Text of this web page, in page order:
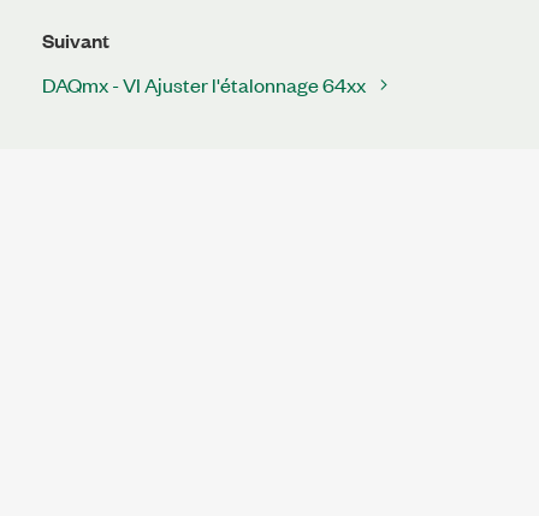
Suivant
DAQmx - VI Ajuster l'étalonnage 64xx